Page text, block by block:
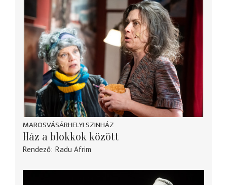
MAROSVÁSÁRHELYI SZINHÁZ
Ház a blokkok között
Rendező Radu Afrim